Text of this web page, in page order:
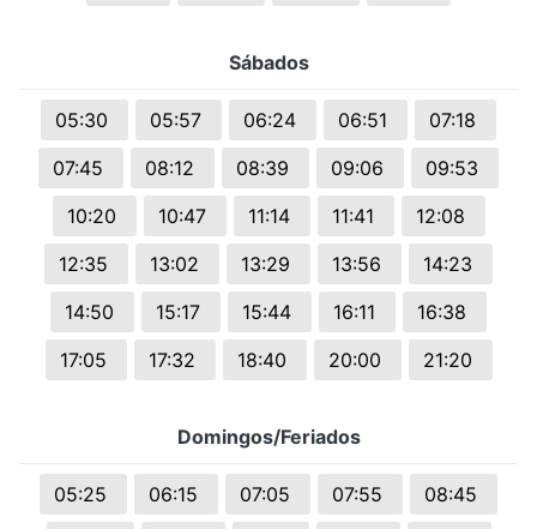
Sábados
05:30 05:57 06:24 06:51
07:18
07:45
08:12 08:39 09:06
09:53
10:20
10:47 11:14 11:41
12:08
12:35
13:02 13:29 13:56
14:23
14:50
15:17 15:44 16:11
16:38
17:05
17:32 18:40 20:00 21:20
Domingos/Feriados
05:25 06:15 07:05 07:55
08:45